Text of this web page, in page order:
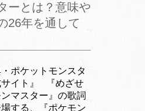
ーとは？意味や
26年を通して
・ポケットモンスタ
サイト』 『めざせ
マスター』の歌詞
する、『ポケモン